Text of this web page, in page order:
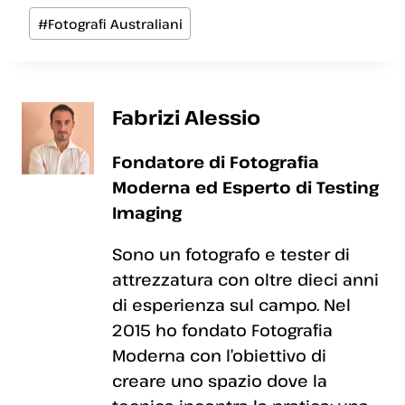
Tag
articolo:
#Fotografi Australiani
Fabrizi Alessio
Fondatore di Fotografia
Moderna ed Esperto di Testing
Imaging
Sono un fotografo e tester di
attrezzatura con oltre dieci anni
di esperienza sul campo. Nel
2015 ho fondato Fotografia
Moderna con l’obiettivo di
creare uno spazio dove la